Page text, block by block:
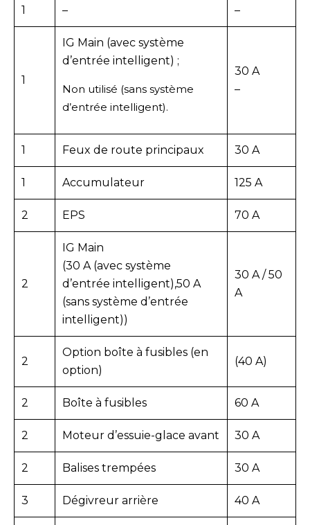
1 – –
1
IG Main (avec système
d’entrée intelligent) ;
Non utilisé (sans système
d’entrée intelligent).
30 A
–
1 Feux de route principaux 30 A
1 Accumulateur 125 A
2 EPS 70 A
2
IG Main
(30 A (avec système
d’entrée intelligent),50 A
(sans système d’entrée
intelligent))
30 A / 50
A
2
Option boîte à fusibles (en
option)
(40 A)
2 Boîte à fusibles 60 A
2 Moteur d’essuie-glace avant 30 A
2 Balises trempées 30 A
3 Dégivreur arrière 40 A